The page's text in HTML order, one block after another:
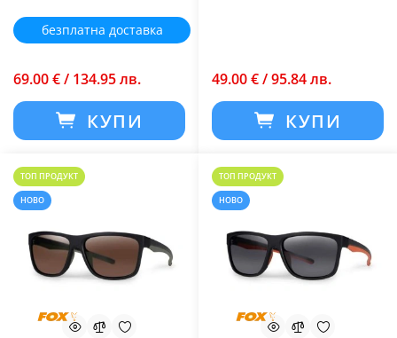
безплатна доставка
69.00 € / 134.95 лв.
КУПИ
49.00 € / 95.84 лв.
КУПИ
ТОП ПРОДУКТ
НОВО
ТОП ПРОДУКТ
НОВО